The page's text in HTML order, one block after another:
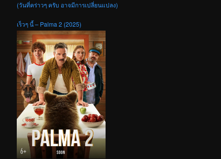
(วันที่คร่าวๆ ครับ อาจมีการเปลี่ยนแปลง)
เร็วๆ นี้ – Palma 2 (2025)